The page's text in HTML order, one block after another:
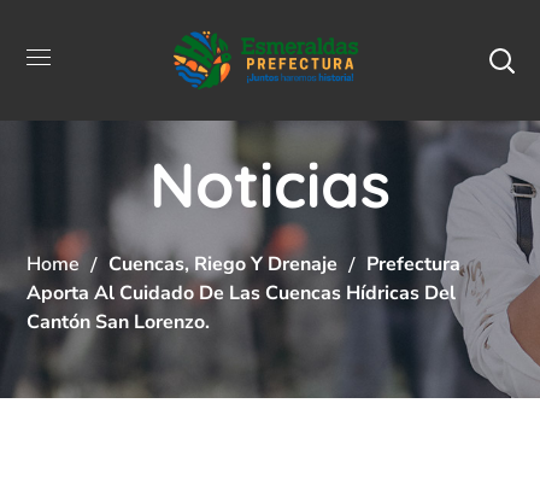
Noticias
Home Cuencas, Riego Y Drenaje
Prefectura
Aporta Al Cuidado De Las Cuencas Hídricas Del
Cantón San Lorenzo.